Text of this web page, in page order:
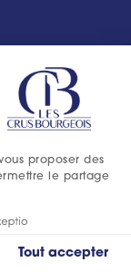
your health.
proposer des
le partage
Tout accepter